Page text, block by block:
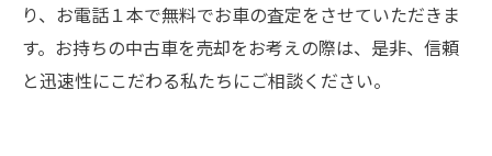
り、お電話１本で無料でお車の査定をさせていただきま
す。お持ちの中古車を売却をお考えの際は、是非、信頼
と迅速性にこだわる私たちにご相談ください。